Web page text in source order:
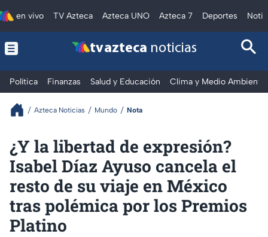
en vivo TV Azteca Azteca UNO Azteca 7 Deportes
tv azteca noticias
Política Finanzas Salud y Educación Clima y Medio Ambiente
Azteca Noticias Mundo Nota
¿Y la libertad de expresión?
Isabel Díaz Ayuso cancela el
resto de su viaje en México
tras polémica por los Premios
Platino